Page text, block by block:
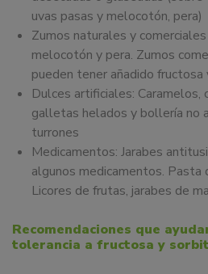
uvas pasas y melocotón, pera)
Zumos naturales y
melocotón y pera. Zumos
pueden tener añadido
Dulces artificiales: Caramelos,
galletas helados y bollería no
turrones
Medicamentos: Jarabes
algunos medicamentos.
Licores de frutas, jarabes de
Recomendaciones que
tolerancia a fructosa y